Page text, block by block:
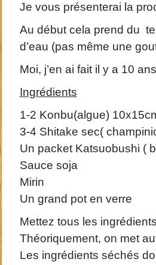
Je vous présenterai la
Au début cela prend du
d’eau (pas même une
Moi, j’en ai fait il y a 10
Ingrédients
1-2 Konbu(algue)
3-4 Shitake sec(
Un packet Katsuobushi (
Sauce soja
Mirin
Un grand pot en verre
Mettez tous les
Théoriquement, on met
Les ingrédients séchés